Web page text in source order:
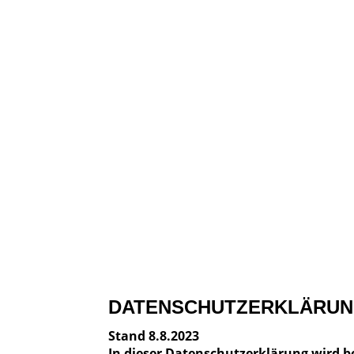
Stand 8.8.2023